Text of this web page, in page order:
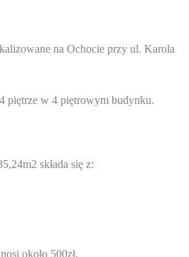
na Ochocie przy ul. Karola
piętrze w 4 piętrowym budynku.
składa się z:
około 500zł.